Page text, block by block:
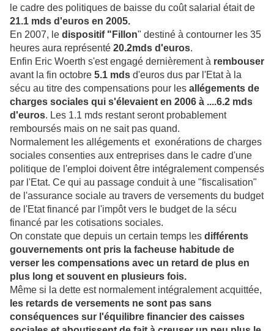
le cadre des politiques de baisse du coût salarial était de
21.1 mds d'euros en 2005.
En 2007, le dispositif "Fillon" destiné à contourner les 35
heures aura représenté 20.2mds d'euros.
Enfin Eric Woerth s'est engagé dernièrement à rembouser
avant la fin octobre 5.1 mds d'euros dus par l'Etat à la
sécu au titre des compensations pour les allégements de
charges sociales qui s'élevaient en 2006 à ....6.2 mds
d'euros. Les 1.1 mds restant seront probablement
remboursés mais on ne sait pas quand.
Normalement les allégements et exonérations de charges
sociales consenties aux entreprises dans le cadre d'une
politique de l'emploi doivent être intégralement compensés
par l'Etat. Ce qui au passage conduit à une "fiscalisation"
de l'assurance sociale au travers de versements du budget
de l'Etat financé par l'impôt vers le budget de la sécu
financé par les cotisations sociales.
On constate que depuis un certain temps les différents
gouvernements ont pris la facheuse habitude de
verser les compensations avec un retard de plus en
plus long et souvent en plusieurs fois.
Même si la dette est normalement intégralement acquittée,
les retards de versements ne sont pas sans
conséquences sur l'équilibre financier des caisses